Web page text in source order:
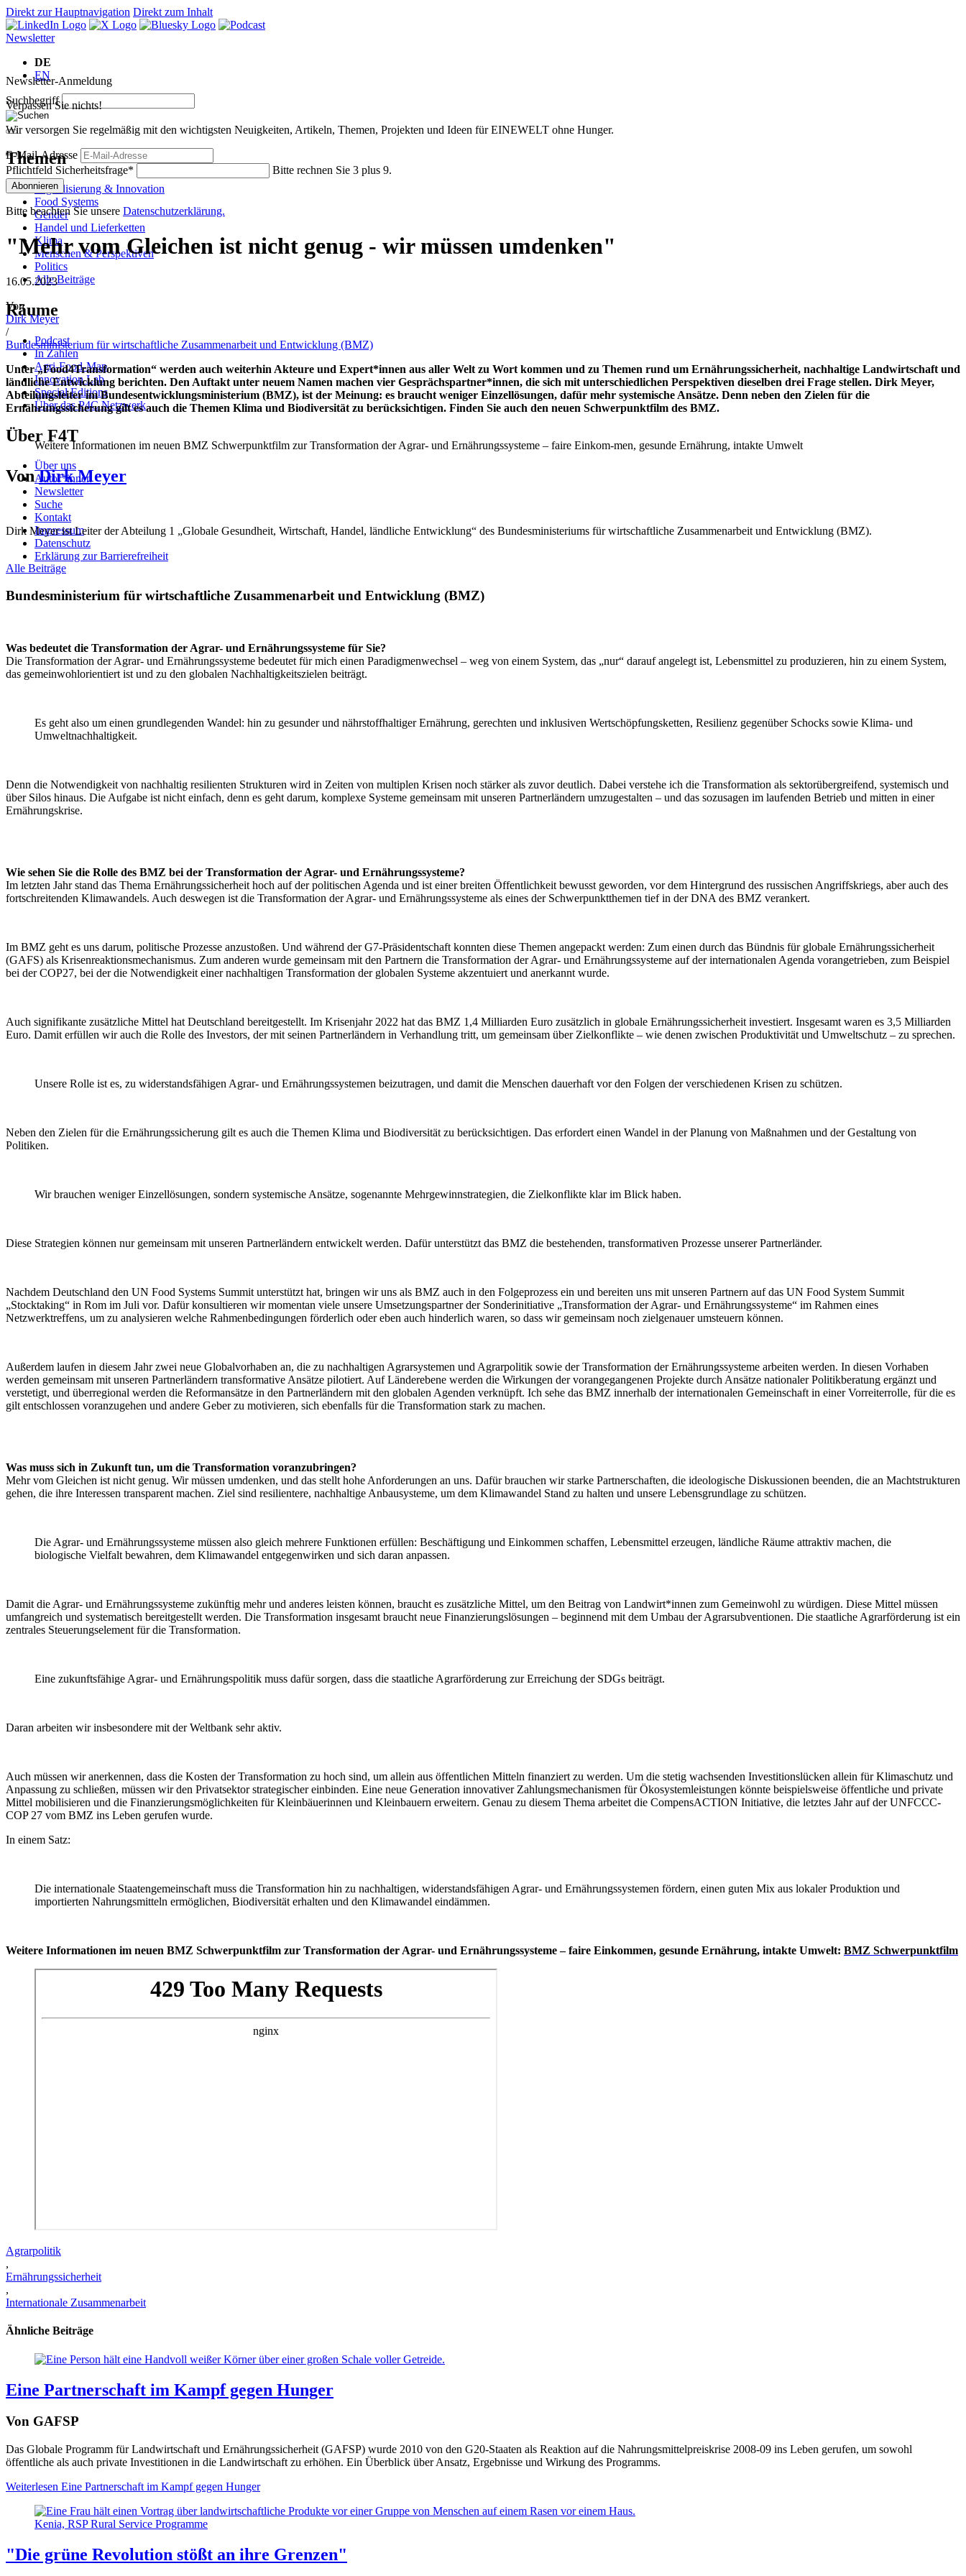
Direkt zur Hauptnavigation Direkt zum Inhalt
Newsletter
DE
EN
Suchbegriff
Themen
Digitalisierung & Innovation
Food Systems
Gender
Handel und Lieferketten
Klima
Menschen & Perspektiven
Politics
Alle Beiträge
Räume
Podcast
In Zahlen
Agri-Food-Map
Innovation Lab
Special Editions
Über das P4C Netzwerk
Über F4T
Über uns
Autor*innen
Newsletter
Suche
Kontakt
Impressum
Datenschutz
Erklärung zur Barrierefreiheit
Newsletter-Anmeldung
Verpassen Sie nichts!
Wir versorgen Sie regelmäßig mit den wichtigsten Neuigkeiten, Artikeln, Themen, Projekten und Ideen für EINEWELT ohne Hunger.
E-Mail-Adresse
Pflichtfeld Sicherheitsfrage* Bitte rechnen Sie 3 plus 9.
Abonnieren
Bitte beachten Sie unsere Datenschutzerklärung.
"Mehr vom Gleichen ist nicht genug - wir müssen umdenken"
16.05.2023
Von
Dirk Meyer
/
Bundesministerium für wirtschaftliche Zusammenarbeit und Entwicklung (BMZ)
Unter „Food4Transformation“ werden auch weiterhin Akteure und Expert*innen aus aller Welt zu Wort kommen und zu Themen rund um Ernährungssicherheit, nachhaltige Landwirtschaft und
ländliche Entwicklung berichten. Den Auftakt unter neuem Namen machen vier Gesprächspartner*innen, die sich mit unterschiedlichen Perspektiven dieselben drei Frage stellen. Dirk Meyer,
Abteilungsleiter im Bundesentwicklungsministerium (BMZ), ist der Meinung: es braucht weniger Einzellösungen, dafür mehr systemische Ansätze. Denn neben den Zielen für die
Ernährungssicherung gilt es auch die Themen Klima und Biodiversität zu berücksichtigen. Finden Sie auch den neuen Schwerpunktfilm des BMZ.
Weitere Informationen im neuen BMZ Schwerpunktfilm zur Transformation der Agrar- und Ernährungssysteme – faire Einkom-men, gesunde Ernährung, intakte Umwelt
VonDirk Meyer
Dirk Meyer ist Leiter der Abteilung 1 „Globale Gesundheit, Wirtschaft, Handel, ländliche Entwicklung“ des Bundesministeriums für wirtschaftliche Zusammenarbeit und Entwicklung (BMZ).
Alle Beiträge
Bundesministerium für wirtschaftliche Zusammenarbeit und Entwicklung (BMZ)
Was bedeutet die Transformation der Agrar- und Ernährungssysteme für Sie?
Die Transformation der Agrar- und Ernährungssysteme bedeutet für mich einen Paradigmenwechsel – weg von einem System, das „nur“ darauf angelegt ist, Lebensmittel zu produzieren, hin zu einem System,
das gemeinwohlorientiert ist und zu den globalen Nachhaltigkeitszielen beiträgt.
Es geht also um einen grundlegenden Wandel: hin zu gesunder und nährstoffhaltiger Ernährung, gerechten und inklusiven Wertschöpfungsketten, Resilienz gegenüber Schocks sowie Klima- und
Umweltnachhaltigkeit.
Denn die Notwendigkeit von nachhaltig resilienten Strukturen wird in Zeiten von multiplen Krisen noch stärker als zuvor deutlich. Dabei verstehe ich die Transformation als sektorübergreifend, systemisch und
über Silos hinaus. Die Aufgabe ist nicht einfach, denn es geht darum, komplexe Systeme gemeinsam mit unseren Partnerländern umzugestalten – und das sozusagen im laufenden Betrieb und mitten in einer
Ernährungskrise.
Wie sehen Sie die Rolle des BMZ bei der Transformation der Agrar- und Ernährungssysteme?
Im letzten Jahr stand das Thema Ernährungssicherheit hoch auf der politischen Agenda und ist einer breiten Öffentlichkeit bewusst geworden, vor dem Hintergrund des russischen Angriffskriegs, aber auch des
fortschreitenden Klimawandels. Auch deswegen ist die Transformation der Agrar- und Ernährungssysteme als eines der Schwerpunktthemen tief in der DNA des BMZ verankert.
Im BMZ geht es uns darum, politische Prozesse anzustoßen. Und während der G7-Präsidentschaft konnten diese Themen angepackt werden: Zum einen durch das Bündnis für globale Ernährungssicherheit
(GAFS) als Krisenreaktionsmechanismus. Zum anderen wurde gemeinsam mit den Partnern die Transformation der Agrar- und Ernährungssysteme auf der internationalen Agenda vorangetrieben, zum Beispiel
bei der COP27, bei der die Notwendigkeit einer nachhaltigen Transformation der globalen Systeme akzentuiert und anerkannt wurde.
Auch signifikante zusätzliche Mittel hat Deutschland bereitgestellt. Im Krisenjahr 2022 hat das BMZ 1,4 Milliarden Euro zusätzlich in globale Ernährungssicherheit investiert. Insgesamt waren es 3,5 Milliarden
Euro. Damit erfüllen wir auch die Rolle des Investors, der mit seinen Partnerländern in Verhandlung tritt, um gemeinsam über Zielkonflikte – wie denen zwischen Produktivität und Umweltschutz – zu sprechen.
Unsere Rolle ist es, zu widerstandsfähigen Agrar- und Ernährungssystemen beizutragen, und damit die Menschen dauerhaft vor den Folgen der verschiedenen Krisen zu schützen.
Neben den Zielen für die Ernährungssicherung gilt es auch die Themen Klima und Biodiversität zu berücksichtigen. Das erfordert einen Wandel in der Planung von Maßnahmen und der Gestaltung von
Politiken.
Wir brauchen weniger Einzellösungen, sondern systemische Ansätze, sogenannte Mehrgewinnstrategien, die Zielkonflikte klar im Blick haben.
Diese Strategien können nur gemeinsam mit unseren Partnerländern entwickelt werden. Dafür unterstützt das BMZ die bestehenden, transformativen Prozesse unserer Partnerländer.
Nachdem Deutschland den UN Food Systems Summit unterstützt hat, bringen wir uns als BMZ auch in den Folgeprozess ein und bereiten uns mit unseren Partnern auf das UN Food System Summit
„Stocktaking“ in Rom im Juli vor. Dafür konsultieren wir momentan viele unsere Umsetzungspartner der Sonderinitiative „Transformation der Agrar- und Ernährungssysteme“ im Rahmen eines
Netzwerktreffens, um zu analysieren welche Rahmenbedingungen förderlich oder eben auch hinderlich waren, so dass wir gemeinsam noch zielgenauer umsteuern können.
Außerdem laufen in diesem Jahr zwei neue Globalvorhaben an, die zu nachhaltigen Agrarsystemen und Agrarpolitik sowie der Transformation der Ernährungssysteme arbeiten werden. In diesen Vorhaben
werden gemeinsam mit unseren Partnerländern transformative Ansätze pilotiert. Auf Länderebene werden die Wirkungen der vorangegangenen Projekte durch Ansätze nationaler Politikberatung ergänzt und
verstetigt, und überregional werden die Reformansätze in den Partnerländern mit den globalen Agenden verknüpft. Ich sehe das BMZ innerhalb der internationalen Gemeinschaft in einer Vorreiterrolle, für die es
gilt entschlossen voranzugehen und andere Geber zu motivieren, sich ebenfalls für die Transformation stark zu machen.
Was muss sich in Zukunft tun, um die Transformation voranzubringen?
Mehr vom Gleichen ist nicht genug. Wir müssen umdenken, und das stellt hohe Anforderungen an uns. Dafür brauchen wir starke Partnerschaften, die ideologische Diskussionen beenden, die an Machtstrukturen
gehen, die ihre Interessen transparent machen. Ziel sind resilientere, nachhaltige Anbausysteme, um dem Klimawandel Stand zu halten und unsere Lebensgrundlage zu schützen.
Die Agrar- und Ernährungssysteme müssen also gleich mehrere Funktionen erfüllen: Beschäftigung und Einkommen schaffen, Lebensmittel erzeugen, ländliche Räume attraktiv machen, die
biologische Vielfalt bewahren, dem Klimawandel entgegenwirken und sich daran anpassen.
Damit die Agrar- und Ernährungssysteme zukünftig mehr und anderes leisten können, braucht es zusätzliche Mittel, um den Beitrag von Landwirt*innen zum Gemeinwohl zu würdigen. Diese Mittel müssen
umfangreich und systematisch bereitgestellt werden. Die Transformation insgesamt braucht neue Finanzierungslösungen – beginnend mit dem Umbau der Agrarsubventionen. Die staatliche Agrarförderung ist ein
zentrales Steuerungselement für die Transformation.
Eine zukunftsfähige Agrar- und Ernährungspolitik muss dafür sorgen, dass die staatliche Agrarförderung zur Erreichung der SDGs beiträgt.
Daran arbeiten wir insbesondere mit der Weltbank sehr aktiv.
Auch müssen wir anerkennen, dass die Kosten der Transformation zu hoch sind, um allein aus öffentlichen Mitteln finanziert zu werden. Um die stetig wachsenden Investitionslücken allein für Klimaschutz und
Anpassung zu schließen, müssen wir den Privatsektor strategischer einbinden. Eine neue Generation innovativer Zahlungsmechanismen für Ökosystemleistungen könnte beispielsweise öffentliche und private
Mittel mobilisieren und die Finanzierungsmöglichkeiten für Kleinbäuerinnen und Kleinbauern erweitern. Genau zu diesem Thema arbeitet die CompensACTION Initiative, die letztes Jahr auf der UNFCCC-
COP 27 vom BMZ ins Leben gerufen wurde.
In einem Satz:
Die internationale Staatengemeinschaft muss die Transformation hin zu nachhaltigen, widerstandsfähigen Agrar- und Ernährungssystemen fördern, einen guten Mix aus lokaler Produktion und
importierten Nahrungsmitteln ermöglichen, Biodiversität erhalten und den Klimawandel eindämmen.
Weitere Informationen im neuen BMZ Schwerpunktfilm zur Transformation der Agrar- und Ernährungssysteme – faire Einkommen, gesunde Ernährung, intakte Umwelt: BMZ Schwerpunktfilm
Agrarpolitik
,
Ernährungssicherheit
,
Internationale Zusammenarbeit
Ähnliche Beiträge
Eine Partnerschaft im Kampf gegen Hunger
Von GAFSP
Das Globale Programm für Landwirtschaft und Ernährungssicherheit (GAFSP) wurde 2010 von den G20-Staaten als Reaktion auf die Nahrungsmittelpreiskrise 2008-09 ins Leben gerufen, um sowohl
öffentliche als auch private Investitionen in die Landwirtschaft zu erhöhen. Ein Überblick über Ansatz, Ergebnisse und Wirkung des Programms.
Weiterlesen Eine Partnerschaft im Kampf gegen Hunger
Kenia, RSP Rural Service Programme
"Die grüne Revolution stößt an ihre Grenzen"